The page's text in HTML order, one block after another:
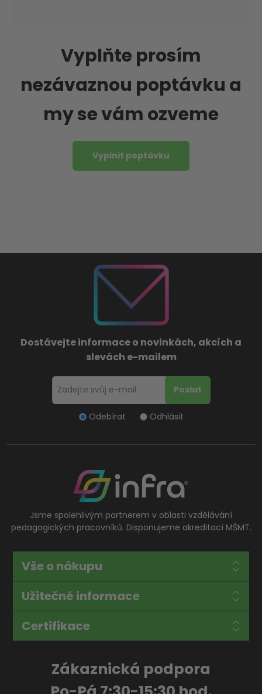
Vyplňte prosím
nezávaznou poptávku a
my se vám ozveme
Vyplnit poptávku
Dostávejte informace o novinkách, akcích a
slevách e-mailem
Odebírat Odhlásit
Jsme spolehlivým partnerem v oblasti vzdělávání
pedagogických pracovníků. Disponujeme akreditací MŠMT.
Vše o nákupu
Užitečné informace
Certifikace
Zákaznická podpora